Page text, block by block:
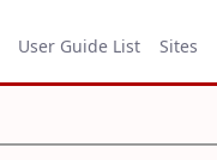
User Guide List Sites